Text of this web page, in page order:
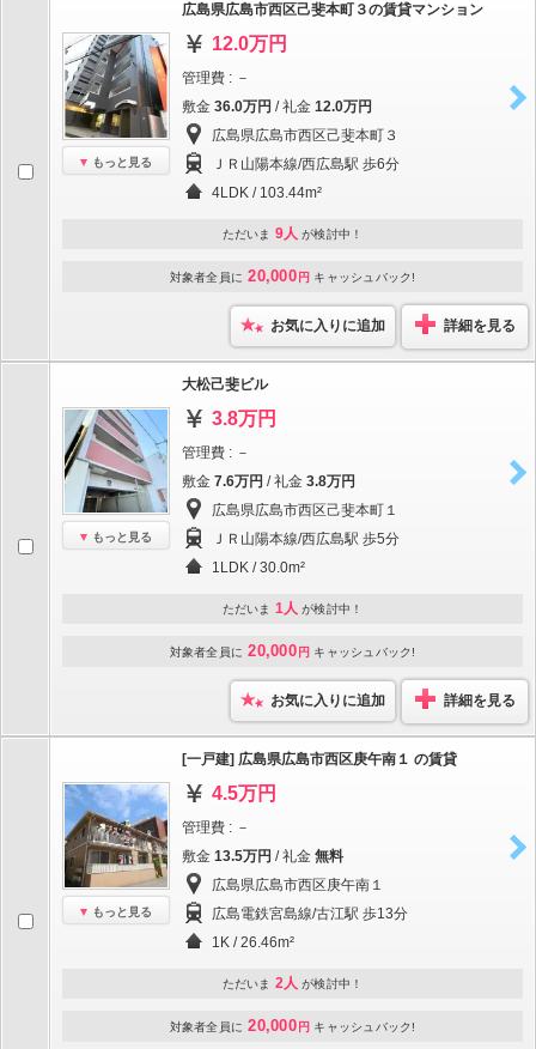
もっと見る
広島県広島市西区己斐本町３の賃貸マンション
12.0万円
管理費 : －
敷金 36.0万円 / 礼金 12.0万円
広島県広島市西区己斐本町３
ＪＲ山陽本線/西広島駅 歩6分
4LDK / 103.44m²
ただいま 9人 が検討中！
対象者全員に 20,000 円 キャッシュバック!
お気に入りに追加 詳細を見る
もっと見る
大松己斐ビル
3.8万円
管理費 : －
敷金 7.6万円 / 礼金 3.8万円
広島県広島市西区己斐本町１
ＪＲ山陽本線/西広島駅 歩5分
1LDK / 30.0m²
ただいま 1人 が検討中！
対象者全員に 20,000 円 キャッシュバック!
お気に入りに追加 詳細を見る
もっと見る
[一戸建] 広島県広島市西区庚午南１ の賃貸
4.5万円
管理費 : －
敷金 13.5万円 / 礼金 無料
広島県広島市西区庚午南１
広島電鉄宮島線/古江駅 歩13分
1K / 26.46m²
ただいま 2人 が検討中！
対象者全員に 20,000 円 キャッシュバック!